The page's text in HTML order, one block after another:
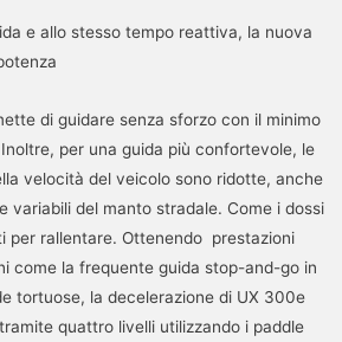
e allo stesso tempo reattiva, la nuova
di guidare senza sforzo con il minimo
per una guida più confortevole, le
velocità del veicolo sono ridotte, anche
variabili del manto stradale. Come i dossi
per rallentare. Ottenendo prestazioni
come la frequente guida stop-and-go in
tortuose, la decelerazione di UX 300e
quattro livelli utilizzando i paddle